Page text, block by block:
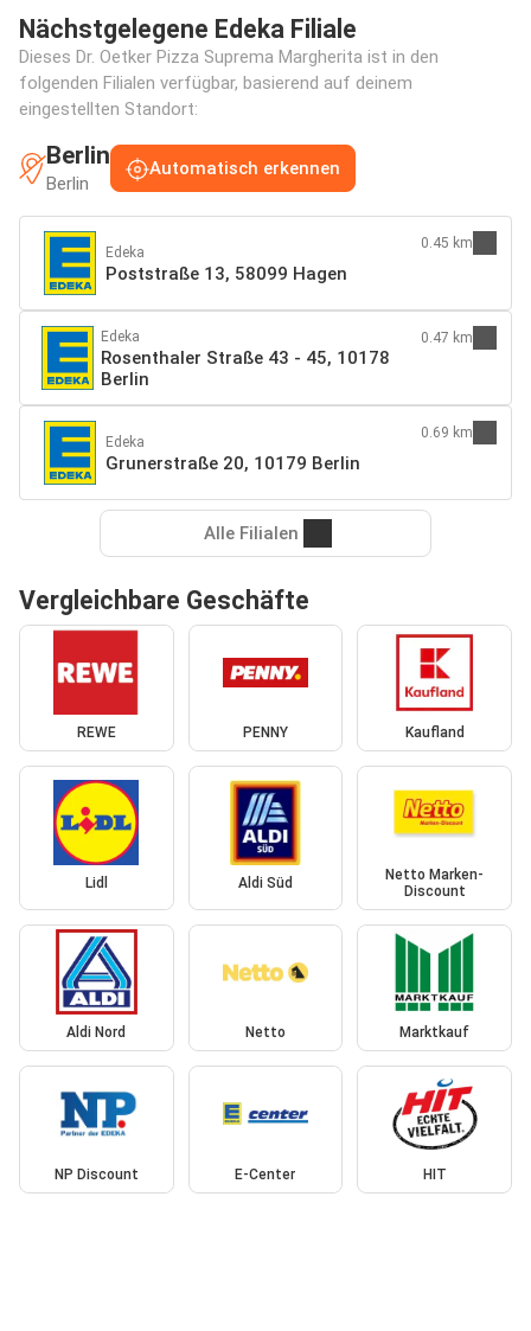
Nächstgelegene Edeka Filiale
Dieses Dr. Oetker Pizza Suprema Margherita ist in den
folgenden Filialen verfügbar, basierend auf deinem
eingestellten Standort:
Berlin
Berlin
Automatisch erkennen
Edeka
Poststraße 13, 58099 Hagen
0.45 km
Edeka
Rosenthaler Straße 43 - 45, 10178
Berlin
0.47 km
Edeka
Grunerstraße 20, 10179 Berlin
0.69 km
Alle Filialen
Vergleichbare Geschäfte
REWE PENNY Kaufland
Lidl Aldi Süd
Netto Marken-
Discount
Aldi Nord Netto Marktkauf
NP Discount E-Center HIT